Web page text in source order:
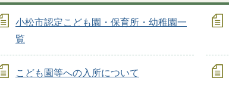
小松市認定こども園・保育所・幼稚園一
覧
こども園等への入所について